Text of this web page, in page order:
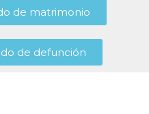
de matrimonio
de defunción